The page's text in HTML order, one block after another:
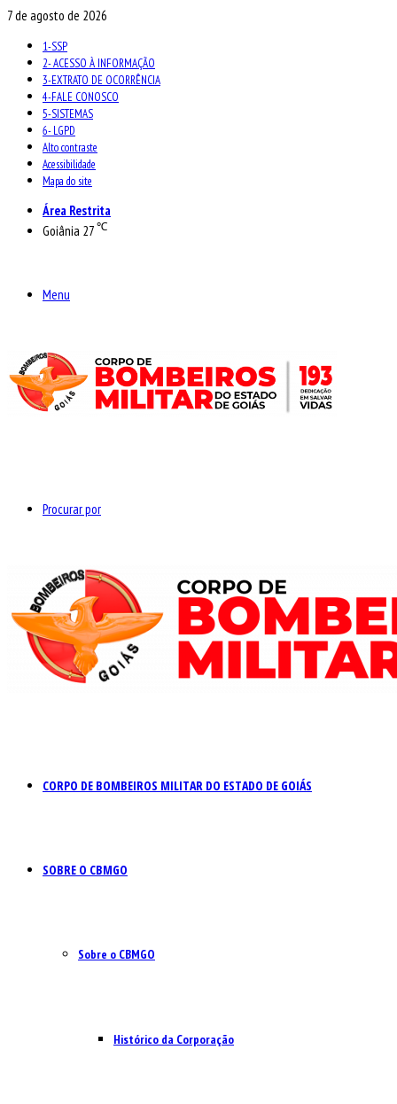
7 de agosto de 2026
1-SSP
2- ACESSO À INFORMAÇÃO
3-EXTRATO DE OCORRÊNCIA
4-FALE CONOSCO
5-SISTEMAS
6- LGPD
Alto contraste
Acessibilidade
Mapa do site
Área Restrita
Goiânia 27℃
Menu
Procurar por
CORPO DE BOMBEIROS MILITAR DO ESTADO DE GOIÁS
SOBRE O CBMGO
Sobre o CBMGO
Histórico da Corporação